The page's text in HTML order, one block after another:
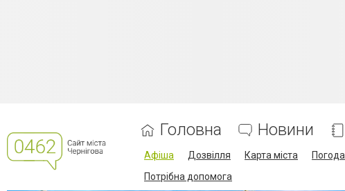
Головна Новини
Афіша Дозвілля Карта міста Погода
Потрібна допомога